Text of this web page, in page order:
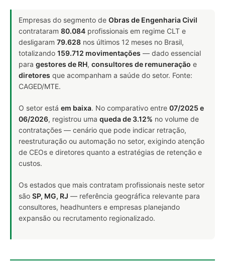
Empresas do segmento de Obras de Engenharia Civil
contrataram 80.084 profissionais em regime CLT e
desligaram 79.628 nos últimos 12 meses no Brasil,
totalizando 159.712 movimentações — dado essencial
para gestores de RH, consultores de remuneração e
diretores que acompanham a saúde do setor. Fonte:
CAGED/MTE.
O setor está em baixa. No comparativo entre 07/2025 e
06/2026, registrou uma queda de 3.12% no volume de
contratações — cenário que pode indicar retração,
reestruturação ou automação no setor, exigindo atenção
de CEOs e diretores quanto a estratégias de retenção e
custos.
Os estados que mais contratam profissionais neste setor
são SP, MG, RJ — referência geográfica relevante para
consultores, headhunters e empresas planejando
expansão ou recrutamento regionalizado.